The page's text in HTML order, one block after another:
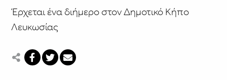
Έρχεται ένα διήμερο στον Δημοτικό Κήπο
Λευκωσίας